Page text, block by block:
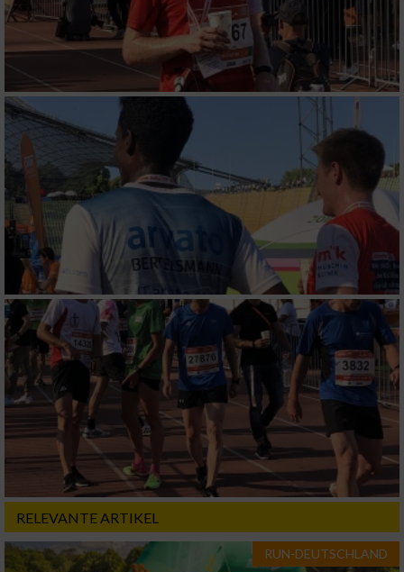
RELEVANTE ARTIKEL
RUN-DEUTSCHLAND